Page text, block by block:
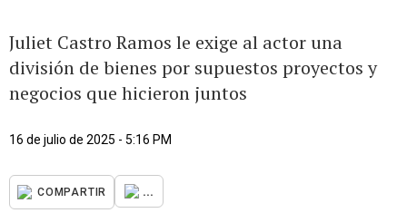
Juliet Castro Ramos le exige al actor una
división de bienes por supuestos proyectos y
negocios que hicieron juntos
16 de julio de 2025 - 5:16 PM
COMPARTIR ...